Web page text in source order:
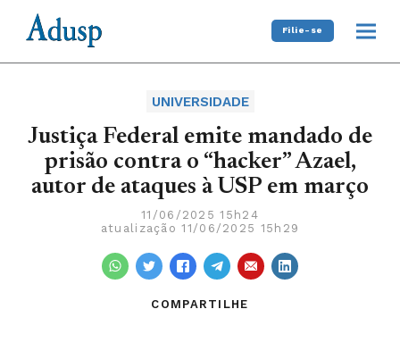
Filie-se
UNIVERSIDADE
Justiça Federal emite mandado de
prisão contra o “hacker” Azael,
autor de ataques à USP em março
11/06/2025 15h24
atualização 11/06/2025 15h29
COMPARTILHE